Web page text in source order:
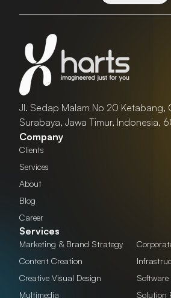
Jl. Sedap Malam No 20 Ketabang,
Surabaya, Jawa Timur, Indonesia,
Company
Clients
Services
About
Blog
Career
Services
Marketing & Brand Strategy
Content Creation
Creative Visual Design
Multimedia
Software
Solution